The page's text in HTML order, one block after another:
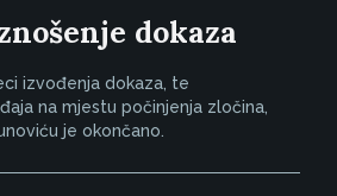
dokaza
izvođenja dokaza, te
na mjestu počinjenja zločina,
je okončano.